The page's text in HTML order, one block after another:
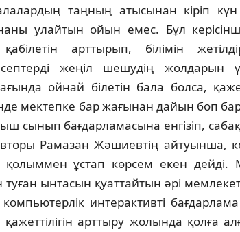
таңның атысынан кiрiп
улайтын ойын емес. Бұл
арттырып, бiлiмiн
жеңiл шешудiң жолдарын
ойнай бiлетiн бала болса,
мектепке бар жағынан дайын боп
сынып бағдарламасына енгiзiп, сабақ
Рамазан Жәшиевтiң айтуынша,
қолыммен ұстап көрсем екен дейдi.
ынтасын қуаттайтын әрi
интерактивтi
қажеттiлiгiн арттыру жолында қолға